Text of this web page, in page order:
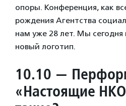
опоры. Конференция, как
рождения Агентства
нам уже 28 лет. Мы сегодня
новый логотип.
10.10 —
«Настоящие